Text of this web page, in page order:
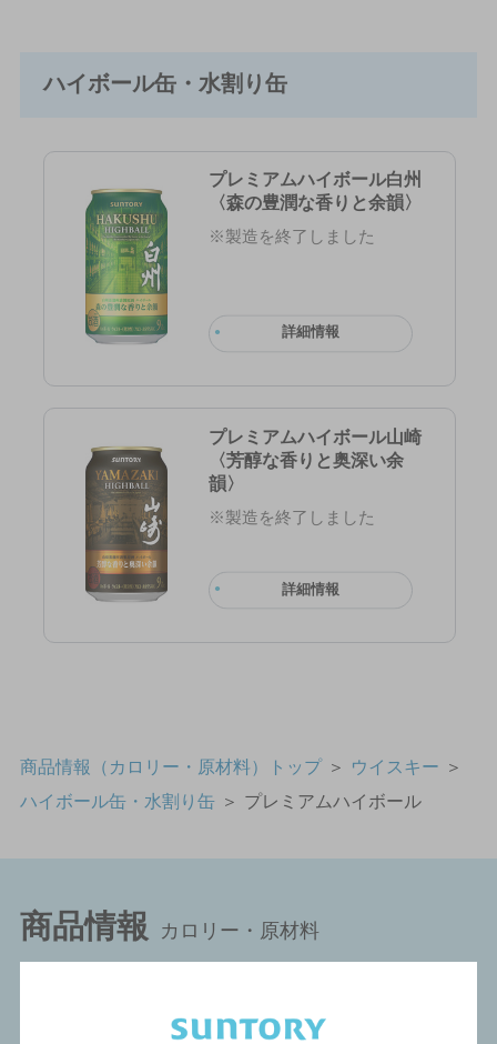
ハイボール缶・水割り缶
プレミアムハイボール白州
〈森の豊潤な香りと余韻〉
※製造を終了しました
詳細情報
プレミアムハイボール山崎
〈芳醇な香りと奥深い余
韻〉
※製造を終了しました
詳細情報
商品情報（カロリー・原材料）トップ ＞ ウイスキー ＞
ハイボール缶・水割り缶 ＞ プレミアムハイボール
商品情報 カロリー・原材料